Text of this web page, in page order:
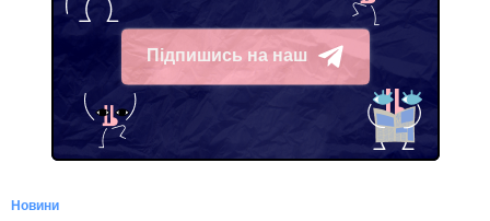
Підпишись на наш
Telegram
Новини